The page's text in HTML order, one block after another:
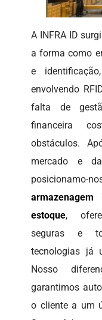
A INFRA ID
a forma como
e
envolvendo
falta de
financeira
obstáculos.
mercado e
estoque,
seguras e
tecnologias já
Nosso
garantimos
o cliente a um